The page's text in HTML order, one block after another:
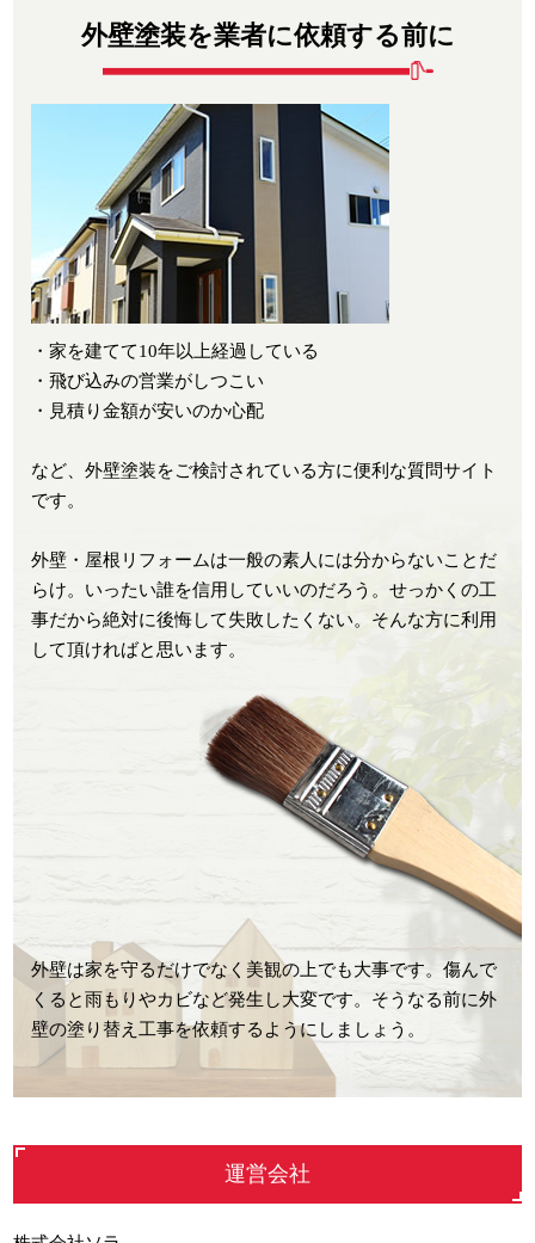
外壁塗装を業者に依頼する前に
・家を建てて10年以上経過している
・飛び込みの営業がしつこい
・見積り金額が安いのか心配
など、外壁塗装をご検討されている方に便利な質問サイト
です。
外壁・屋根リフォームは一般の素人には分からないことだ
らけ。いったい誰を信用していいのだろう。せっかくの工
事だから絶対に後悔して失敗したくない。そんな方に利用
して頂ければと思います。
外壁は家を守るだけでなく美観の上でも大事です。傷んで
くると雨もりやカビなど発生し大変です。そうなる前に外
壁の塗り替え工事を依頼するようにしましょう。
運営会社